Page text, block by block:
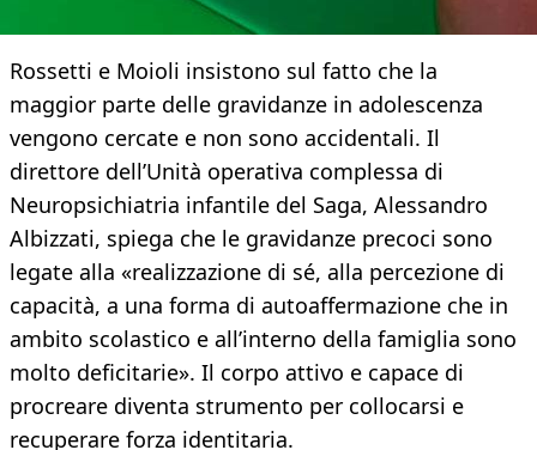
Rossetti e Moioli insistono sul fatto che la
maggior parte delle gravidanze in adolescenza
vengono cercate e non sono accidentali. Il
direttore dell’Unità operativa complessa di
Neuropsichiatria infantile del Saga, Alessandro
Albizzati, spiega che le gravidanze precoci sono
legate alla «realizzazione di sé, alla percezione di
capacità, a una forma di autoaffermazione che in
ambito scolastico e all’interno della famiglia sono
molto deficitarie». Il corpo attivo e capace di
procreare diventa strumento per collocarsi e
recuperare forza identitaria.